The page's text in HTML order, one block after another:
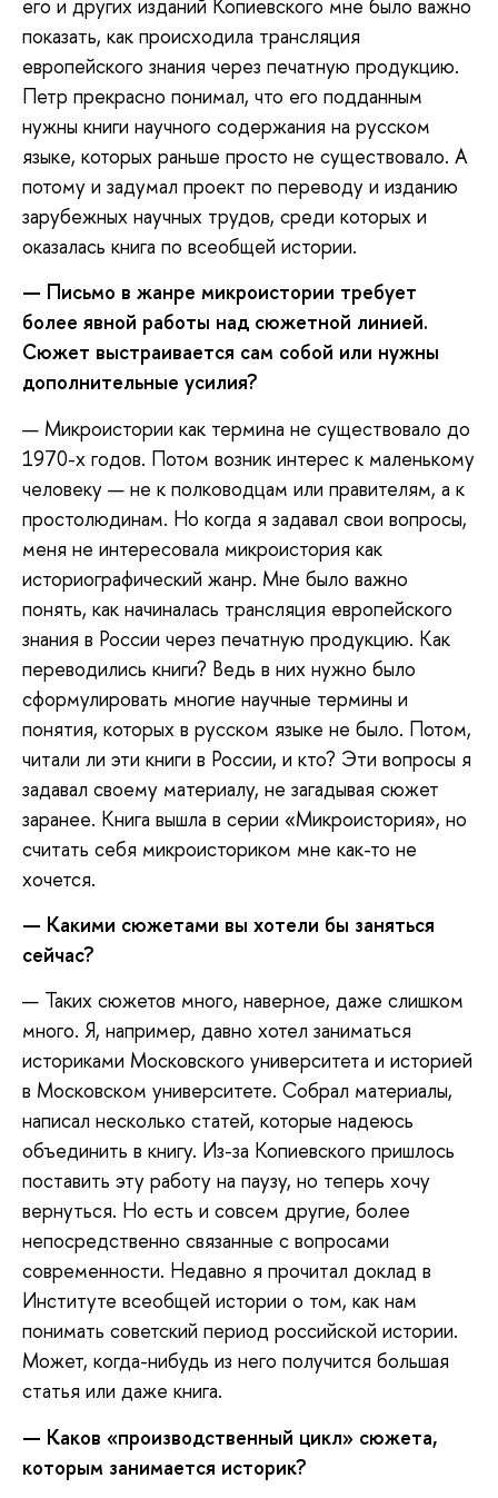
его и других изданий Копиевского мне было важно
показать, как происходила трансляция
европейского знания через печатную продукцию.
Петр прекрасно понимал, что его подданным
нужны книги научного содержания на русском
языке, которых раньше просто не существовало. А
потому и задумал проект по переводу и изданию
зарубежных научных трудов, среди которых и
оказалась книга по всеобщей истории.
— Письмо в жанре микроистории требует
более явной работы над сюжетной линией.
Сюжет выстраивается сам собой или нужны
дополнительные усилия?
— Микроистории как термина не существовало до
1970-х годов. Потом возник интерес к маленькому
человеку — не к полководцам или правителям, а к
простолюдинам. Но когда я задавал свои вопросы,
меня не интересовала микроистория как
историографический жанр. Мне было важно
понять, как начиналась трансляция европейского
знания в России через печатную продукцию. Как
переводились книги? Ведь в них нужно было
сформулировать многие научные термины и
понятия, которых в русском языке не было. Потом,
читали ли эти книги в России, и кто? Эти вопросы я
задавал своему материалу, не загадывая сюжет
заранее. Книга вышла в серии «Микроистория», но
считать себя микроисториком мне как-то не
хочется.
— Какими сюжетами вы хотели бы заняться
сейчас?
— Таких сюжетов много, наверное, даже слишком
много. Я, например, давно хотел заниматься
историками Московского университета и историей
в Московском университете. Собрал материалы,
написал несколько статей, которые надеюсь
объединить в книгу. Из-за Копиевского пришлось
поставить эту работу на паузу, но теперь хочу
вернуться. Но есть и совсем другие, более
непосредственно связанные с вопросами
современности. Недавно я прочитал доклад в
Институте всеобщей истории о том, как нам
понимать советский период российской истории.
Может, когда-нибудь из него получится большая
статья или даже книга.
— Каков «производственный цикл» сюжета,
которым занимается историк?